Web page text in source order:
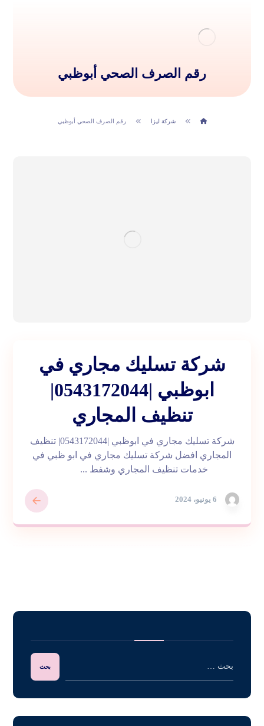
رقم الصرف الصحي أبوظبي
شركة ليزا رقم الصرف الصحي أبوظبي
شركة تسليك مجاري في
ابوظبي |0543172044|
تنظيف المجاري
6 يونيو، 2024
شركة تسليك مجاري في ابوظبي |0543172044| تنظيف
المجاري افضل شركة تسليك مجاري في ابو ظبي في
خدمات تنظيف المجاري وشفط ...